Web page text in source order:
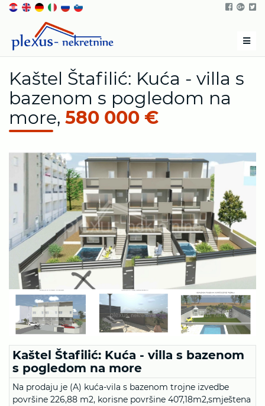
Menu
Kaštel Štafilić: Kuća - villa s
bazenom s pogledom na
more, 580 000 €
Kaštel Štafilić: Kuća - villa s bazenom
s pogledom na more
Na prodaju je (A) kuća-vila s bazenom trojne izvedbe
površine 226,88 m2, korisne površine 407,18m2,smještena